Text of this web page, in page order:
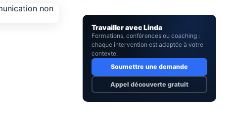
Travailler avec Linda
Formations, conférences ou coaching :
chaque intervention est adaptée à votre
contexte.
Soumettre une demande
Appel découverte gratuit